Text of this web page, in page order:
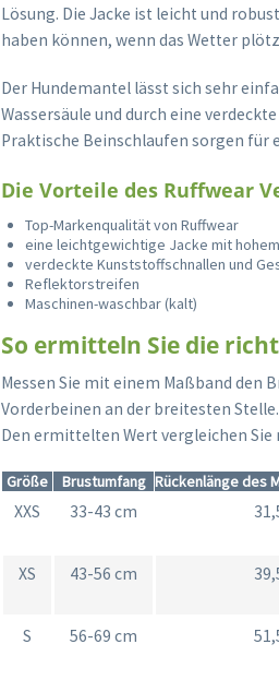
Lösung. Die Jacke ist leicht und
haben können, wenn das Wetter
Der Hundemantel lässt sich sehr
Wassersäule und durch eine
Praktische Beinschlaufen sorgen für
Die Vorteile des Ruffwear
Top-Markenqualität von Ruffwear
eine leichtgewichtige Jacke mit
verdeckte Kunststoffschnallen und
Reflektorstreifen
Maschinen-waschbar (kalt)
So ermitteln Sie die
Messen Sie mit einem Maßband den
Vorderbeinen an der breitesten Stelle.
Den ermittelten Wert vergleichen Sie
Größe Brustumfang Rückenlänge des
XXS 33-43 cm
XS 43-56 cm
S 56-69 cm